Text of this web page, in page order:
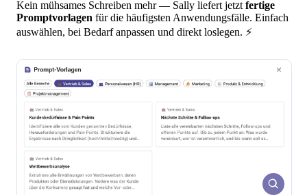
Kein mühsames Schreiben mehr — Sally liefert jetzt fertige
Promptvorlagen für die häufigsten Anwendungsfälle. Einfach
auswählen, bei Bedarf anpassen und direkt loslegen. ⚡